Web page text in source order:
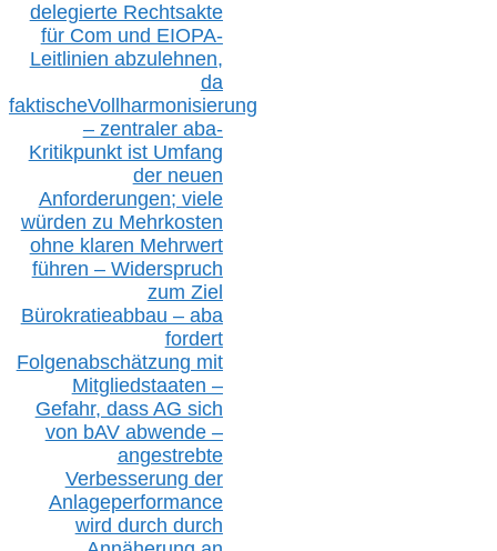
delegierte Rechtsakte
für Com und EIOPA-
Leitlinien abzulehnen,
da
faktischeVollharmonisierung
– zentraler aba-
Kritikpunkt ist Umfang
der neuen
Anforderungen; viele
würden zu Mehrkosten
ohne klaren Mehrwert
führen – Widerspruch
zum Ziel
Bürokratieabbau – aba
fordert
Folgenabschätzung mit
Mitgliedstaaten –
Gefahr, dass AG sich
von bAV abwende –
angestrebte
Verbesserung der
Anlageperformance
wird durch durch